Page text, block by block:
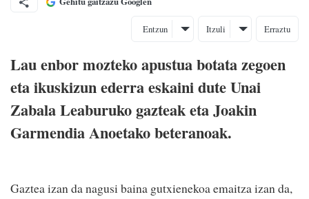
Entzun Itzuli Erraztu
Lau enbor mozteko apustua botata zegoen
eta ikuskizun ederra eskaini dute Unai
Zabala Leaburuko gazteak eta Joakin
Garmendia Anoetako beteranoak.
Gaztea izan da nagusi baina gutxienekoa emaitza izan da,